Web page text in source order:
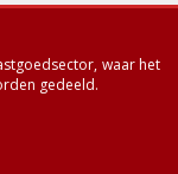
waar het
gedeeld.